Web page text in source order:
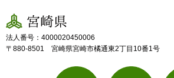
宮崎県
法人番号：4000020450006
〒880-8501 宮崎県宮崎市橘通東2丁目10番1号